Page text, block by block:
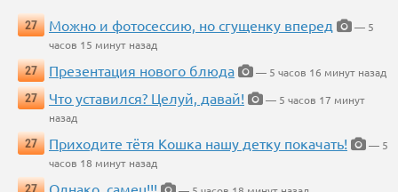
27 Можно и фотосессию, но сгущенку вперед
— 5
часов 15 минут назад
27
Презентация нового блюда
— 5 часов 16 минут назад
27
Что уставился? Целуй, давай!
— 5 часов 17 минут
назад
27
Приходите тётя Кошка нашу детку покачать!
— 5
часов 18 минут назад
27